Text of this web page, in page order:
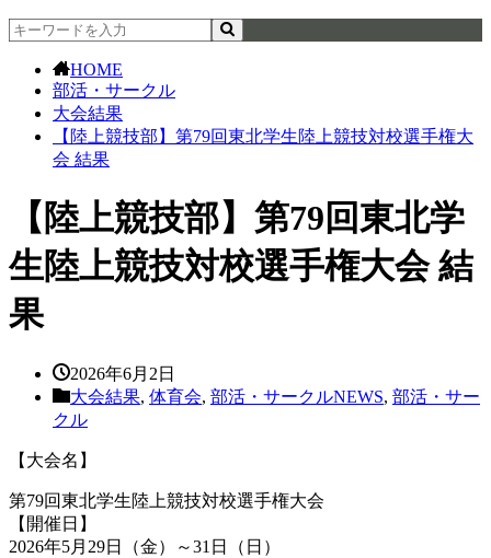
HOME
部活・サークル
大会結果
【陸上競技部】第79回東北学生陸上競技対校選手権大
会 結果
【陸上競技部】第79回東北学
生陸上競技対校選手権大会 結
果
2026年6月2日
大会結果, 体育会, 部活・サークルNEWS, 部活・サー
クル
【大会名】
第79回東北学生陸上競技対校選手権大会
【開催日】
2026年5月29日（金）～31日（日）